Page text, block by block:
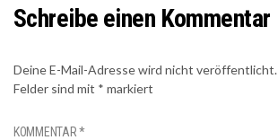
Schreibe einen Kommentar
Deine E-Mail-Adresse wird nicht veröffentlicht.
Felder sind mit * markiert
KOMMENTAR*